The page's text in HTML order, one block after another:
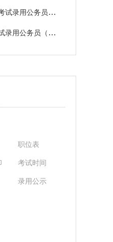
公务员笔试成绩查
务员（锦州考区）
职位表
考试时间
录用公示